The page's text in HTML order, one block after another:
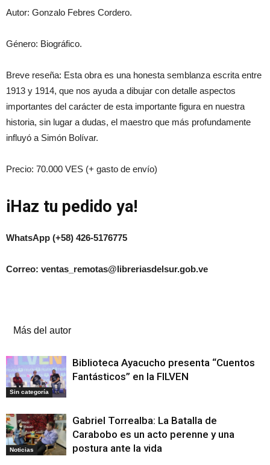
Autor: Gonzalo Febres Cordero.
Género: Biográfico.
Breve reseña: Esta obra es una honesta semblanza escrita entre
1913 y 1914, que nos ayuda a dibujar con detalle aspectos
importantes del carácter de esta importante figura en nuestra
historia, sin lugar a dudas, el maestro que más profundamente
influyó a Simón Bolívar.
Precio: 70.000 VES (+ gasto de envío)
iHaz tu pedido ya!
WhatsApp (+58) 426-5176775
Correo: ventas_remotas@libreriasdelsur.gob.ve
Más del autor
Sin categoría
Biblioteca Ayacucho presenta “Cuentos
Fantásticos” en la FILVEN
Noticias
Gabriel Torrealba: La Batalla de
Carabobo es un acto perenne y una
postura ante la vida